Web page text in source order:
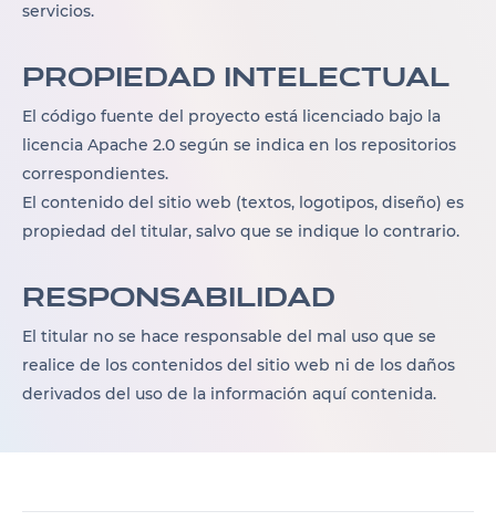
servicios.
Propiedad intelectual
El código fuente del proyecto está licenciado bajo la
licencia Apache 2.0 según se indica en los repositorios
correspondientes.
El contenido del sitio web (textos, logotipos, diseño) es
propiedad del titular, salvo que se indique lo contrario.
Responsabilidad
El titular no se hace responsable del mal uso que se
realice de los contenidos del sitio web ni de los daños
derivados del uso de la información aquí contenida.